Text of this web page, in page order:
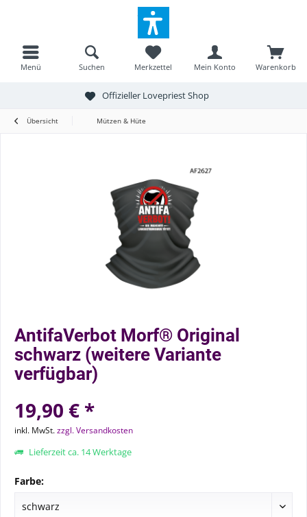
Menü Warenkorb
Merkzettel Mein Konto
Suchen
Offizieller Lovepriest Shop
Übersicht Mützen & Hüte
AntifaVerbot Morf® Original
schwarz (weitere Variante
verfügbar)
19,90 € *
inkl. MwSt.zzgl. Versandkosten
Lieferzeit ca. 14 Werktage
Farbe: